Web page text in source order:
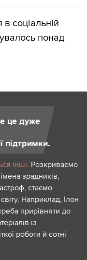
соціальній
понад
це дуже
підтримки.
інші. Розкриваємо
зрадників,
стаємо
Наприклад, Ілон
прирівняти до
із
роботи й сотні